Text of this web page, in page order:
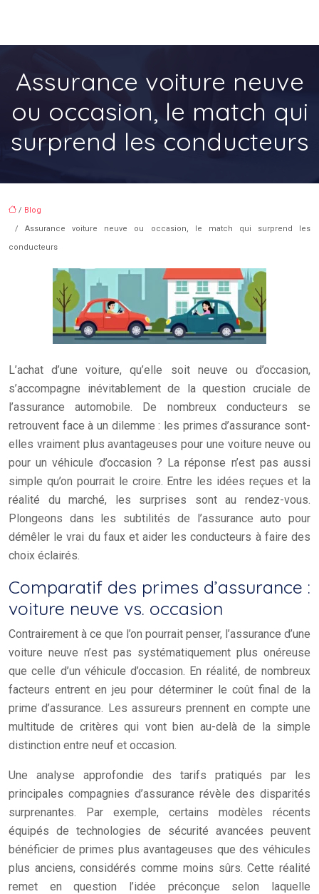
Assurance voiture neuve
ou occasion, le match qui
surprend les conducteurs
/ Blog
/ Assurance voiture neuve ou occasion, le match qui surprend les
conducteurs
L’achat d’une voiture, qu’elle soit neuve ou d’occasion,
s’accompagne inévitablement de la question cruciale de
l’assurance automobile. De nombreux conducteurs se
retrouvent face à un dilemme : les primes d’assurance sont-
elles vraiment plus avantageuses pour une voiture neuve ou
pour un véhicule d’occasion ? La réponse n’est pas aussi
simple qu’on pourrait le croire. Entre les idées reçues et la
réalité du marché, les surprises sont au rendez-vous.
Plongeons dans les subtilités de l’assurance auto pour
démêler le vrai du faux et aider les conducteurs à faire des
choix éclairés.
Comparatif des primes d’assurance :
voiture neuve vs. occasion
Contrairement à ce que l’on pourrait penser, l’assurance d’une
voiture neuve n’est pas systématiquement plus onéreuse
que celle d’un véhicule d’occasion. En réalité, de nombreux
facteurs entrent en jeu pour déterminer le coût final de la
prime d’assurance. Les assureurs prennent en compte une
multitude de critères qui vont bien au-delà de la simple
distinction entre neuf et occasion.
Une analyse approfondie des tarifs pratiqués par les
principales compagnies d’assurance révèle des disparités
surprenantes. Par exemple, certains modèles récents
équipés de technologies de sécurité avancées peuvent
bénéficier de primes plus avantageuses que des véhicules
plus anciens, considérés comme moins sûrs. Cette réalité
remet en question l’idée préconçue selon laquelle